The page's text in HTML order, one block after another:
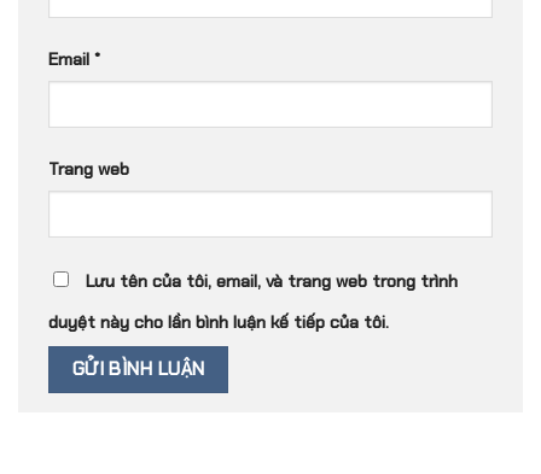
Email *
Trang web
Lưu tên của tôi, email, và trang web trong trình
duyệt này cho lần bình luận kế tiếp của tôi.